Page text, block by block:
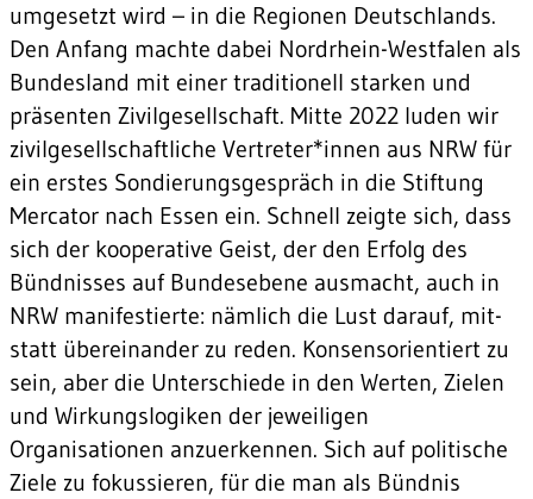
umgesetzt wird – in die Regionen Deutschlands.
Den Anfang machte dabei Nordrhein-Westfalen als
Bundesland mit einer traditionell starken und
präsenten Zivilgesellschaft. Mitte 2022 luden wir
zivilgesellschaftliche Vertreter*innen aus NRW für
ein erstes Sondierungsgespräch in die Stiftung
Mercator nach Essen ein. Schnell zeigte sich, dass
sich der kooperative Geist, der den Erfolg des
Bündnisses auf Bundesebene ausmacht, auch in
NRW manifestierte: nämlich die Lust darauf, mit-
statt übereinander zu reden. Konsensorientiert zu
sein, aber die Unterschiede in den Werten, Zielen
und Wirkungslogiken der jeweiligen
Organisationen anzuerkennen. Sich auf politische
Ziele zu fokussieren, für die man als Bündnis